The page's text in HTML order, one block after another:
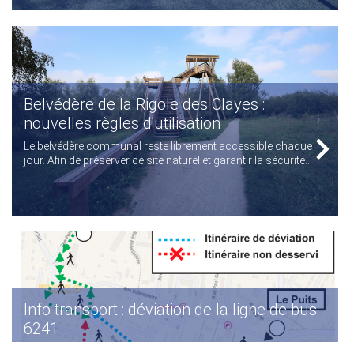
Belvédère de la Rigole des Clayes :
nouvelles règles d'utilisation
Le belvédère communal reste librement accessible chaque
jour. Afin de préserver ce site naturel et garantir la sécurité...
Info transport : déviation de la ligne de bus
6241